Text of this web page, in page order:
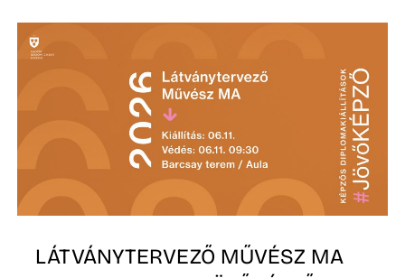
LÁTVÁNYTERVEZŐ MŰVÉSZ MA